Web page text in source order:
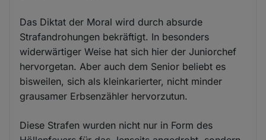
Das Diktat der Moral wird durch absurde
Strafandrohungen bekräftigt. In besonders
widerwärtiger Weise hat sich hier der Juniorchef
hervorgetan. Aber auch dem Senior beliebt es
bisweilen, sich als kleinkarierter, nicht minder
grausamer Erbsenzähler hervorzutun.
Diese Strafen wurden nicht nur in Form des